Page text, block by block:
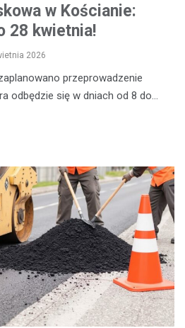
w Kościanie:
28 kwietnia!
2026
przeprowadzenie
odbędzie się w dniach od 8 do…